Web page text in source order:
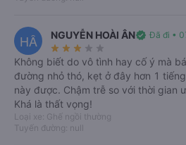
Nơi xuất phát
Bạn muốn đi đâu?
HÂ NGUYỄN HOÀI ÂNverified Đã đi •
star_rate star_rate star_rate star_rate star_rate
Không biết do vô tình hay cố ý mà
đường nhỏ thó, kẹt ở đây hơn 1
này được. Chậm trễ so với thời gian
Khá là thất vọng!
Loại xe: Ghế ngồi thường
Tuyến đường: null